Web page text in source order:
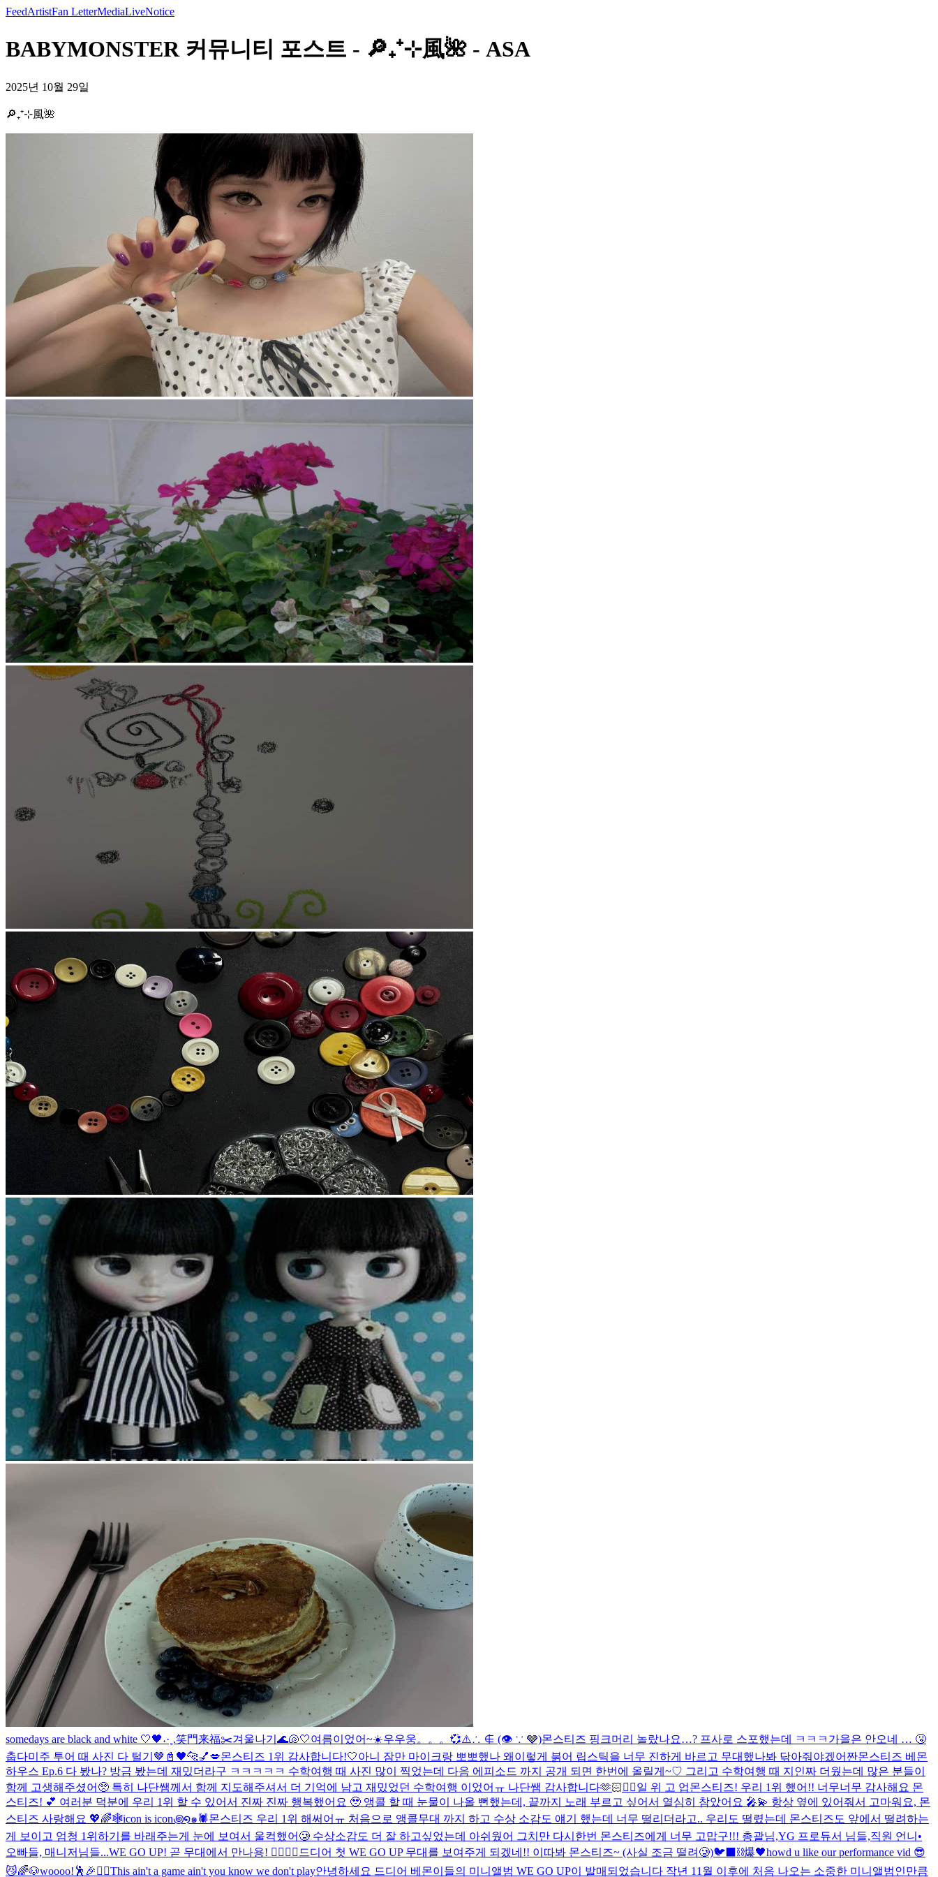
FeedArtistFan LetterMediaLiveNotice
BABYMONSTER 커뮤니티 포스트 - 🔎₊⁺⊹風🌺 - ASA
2025년 10월 29일
🔎₊⁺⊹風🌺
somedays are black and white 🤍🖤˖·˳.笑門来福✂️겨울나기 🌊🐚🤍여름이었어~☀️우우웅。。。💞⚠️∴ ∉ (👁 ∵ 🩶)몬스티즈 핑크머리 놀랐나요…? 프사로 스포했는데 ㅋㅋㅋ 가을은 안오네 … 🤧
춥다미주 투어 때 사진 다 털기🤎 📓🖤🐆💅💋몬스티즈 1위 감사합니다!🤍아니 잠만 마이크랑 뽀뽀했나 왜이렇게 붉어 립스틱을 너무 진하게 바르고 무대했나봐 닦아줘야겠어 짠몬스티즈 베몬
하우스 Ep.6 다 봤나? 방금 봤는데 재밌더라구 ㅋㅋㅋㅋㅋ 수학여행 때 사진 많이 찍었는데 다음 에피소드 까지 공개 되면 한번에 올릴게~♡ 그리고 수학여행 때 지인짜 더웠는데 많은 분들이
함께 고생해주셨어🥺 특히 나단쌤께서 함께 지도해주셔서 더 기억에 남고 재밌었던 수학여행 이었어ㅠ 나단쌤 감사합니다🫶🏻 ❤️‍🔥일 위 고 업몬스티즈! 우리 1위 했어!! 너무너무 감사해요 몬
스티즈! 💕 여러분 덕분에 우리 1위 할 수 있어서 진짜 진짜 행복했어요 🥹 앵콜 할 때 눈물이 나올 뻔했는데, 끝까지 노래 부르고 싶어서 열심히 참았어요 🎤💫 항상 옆에 있어줘서 고마워요, 몬
스티즈 사랑해요 💖🌈🕸️icon is icon꩜໑๑🕷️몬스티즈 우리 1위 해써어ㅠ 처음으로 앵콜무대 까지 하고 수상 소감도 얘기 했는데 너무 떨리더라고.. 우리도 떨렸는데 몬스티즈도 앞에서 떨려하는
게 보이고 엄청 1위하기를 바래주는게 눈에 보여서 울컥했어🥲 수상소감도 더 잘 하고싶었는데 아쉬웠어 그치만 다시한번 몬스티즈에게 너무 고맙구!!! 총괄님,YG 프로듀서 님들,직원 언니•
오빠들, 매니저님들...WE GO UP! 곧 무대에서 만나용! ❤️‍🔥❤️‍🔥 드디어 첫 WE GO UP 무대를 보여주게 되겠네!! 이따봐 몬스티즈~ (사실 조금 떨려🥲)🐦‍⬛⛓️爆🖤howd u like our performance vid 😎
😼🌈🐶woooo!🕺🎉❤️‍🔥This ain't a game ain't you know we don't play안녕하세요 드디어 베몬이들의 미니앨범 WE GO UP이 발매되었습니다 작년 11월 이후에 처음 나오는 소중한 미니앨범인만큼